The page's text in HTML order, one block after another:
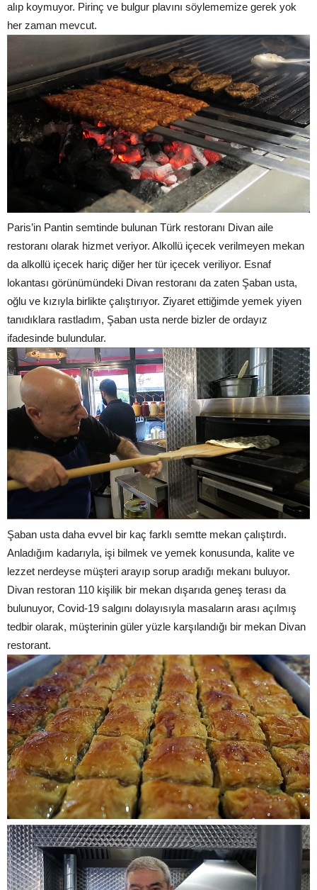
alıp koymuyor. Pirinç ve bulgur plavını söylememize gerek yok
her zaman mevcut.
Paris’in Pantin semtinde bulunan Türk restoranı Divan aile
restoranı olarak hizmet veriyor. Alkollü içecek verilmeyen mekan
da alkollü içecek hariç diğer her tür içecek veriliyor. Esnaf
lokantası görünümündeki Divan restoranı da zaten Şaban usta,
oğlu ve kızıyla birlikte çalıştırıyor. Ziyaret ettiğimde yemek yiyen
tanıdıklara rastladım, Şaban usta nerde bizler de ordayız
ifadesinde bulundular.
Şaban usta daha evvel bir kaç farklı semtte mekan çalıştırdı.
Anladığım kadarıyla, işi bilmek ve yemek konusunda, kalite ve
lezzet nerdeyse müşteri arayıp sorup aradığı mekanı buluyor.
Divan restoran 110 kişilik bir mekan dışarıda geneş terası da
bulunuyor, Covid-19 salgını dolayısıyla masaların arası açılmış
tedbir olarak, müşterinin güler yüzle karşılandığı bir mekan Divan
restorant.